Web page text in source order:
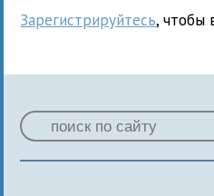
Зарегистрируйтесь, чтобы